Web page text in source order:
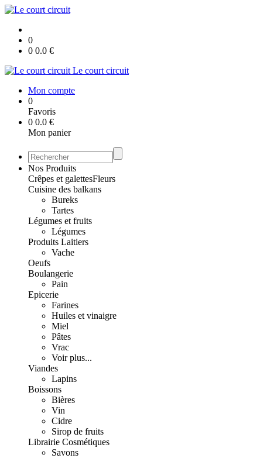
0
0 0.0 €
Le court circuit
Mon compte
0
Favoris
0 0.0 €
Mon panier
Nos Produits
Crêpes et galettesFleurs
Cuisine des balkans
Bureks
Tartes
Légumes et fruits
Légumes
Produits Laitiers
Vache
Oeufs
Boulangerie
Pain
Epicerie
Farines
Huiles et vinaigre
Miel
Pâtes
Vrac
Voir plus...
Viandes
Lapins
Boissons
Bières
Vin
Cidre
Sirop de fruits
Librairie Cosmétiques
Savons